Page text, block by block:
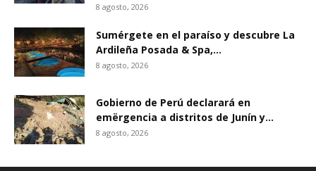
8 agosto, 2026
Sumérgete en el paraíso y descubre La
Ardileña Posada & Spa,...
8 agosto, 2026
Gobierno de Perú declarará en
emërgencia a distritos de Junín y...
8 agosto, 2026